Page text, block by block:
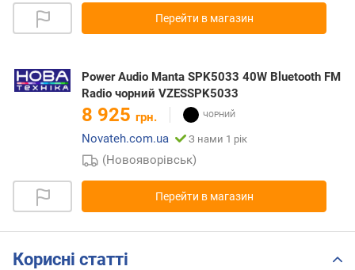
Перейти в магазин
Power Audio Manta SPK5033 40W Bluetooth FM
Radio чорний VZESSPK5033
8 925 грн.
Novateh.com.ua
З нами 1 рік
(Новояворівськ)
Перейти в магазин
Корисні статті